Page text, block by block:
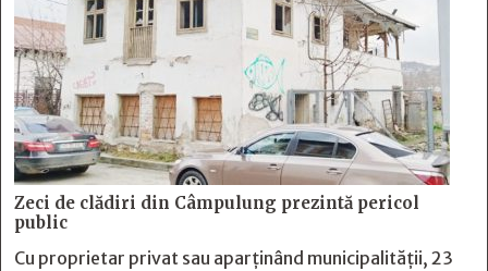
Zeci de clădiri din Câmpulung prezintă pericol
public
Cu proprietar privat sau aparținând municipalității, 23